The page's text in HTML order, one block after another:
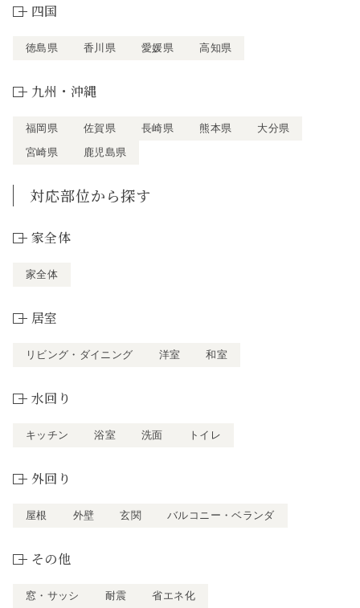
四国
徳島県 香川県 愛媛県 高知県
九州・沖縄
福岡県 佐賀県 長崎県 熊本県
大分県
宮崎県
鹿児島県
対応部位から探す
家全体
家全体
居室
リビング・ダイニング 洋室 和室
水回り
キッチン 浴室 洗面 トイレ
外回り
屋根 外壁 玄関 バルコニー・ベランダ
その他
窓・サッシ 耐震 省エネ化